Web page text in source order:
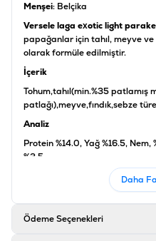
Menşei: Belçika
Versele laga exotic light
papağanlar için tahıl, meyve ve
olarak formüle edilmiştir.
İçerik
Tohum,tahıl(min.%35 patlamış
patlağı),meyve,fındık,sebze
Analiz
Protein %14.0, Yağ %16.5,
%3.5
Kalsiyum %0.20, Fosfor %0.40,
Ürün Filtreleri
Daha
Ödeme Seçenekleri